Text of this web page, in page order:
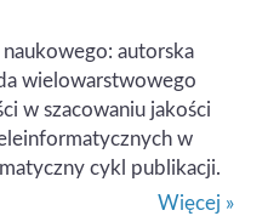
autorska
wielowarstwowego
w szacowaniu jakości
w
cykl publikacji.
Więcej »